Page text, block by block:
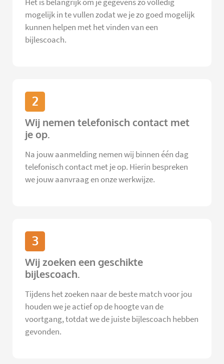
Het is belangrijk om je gegevens zo volledig
mogelijk in te vullen zodat we je zo goed mogelijk
kunnen helpen met het vinden van een
bijlescoach.
2
Wij nemen telefonisch contact met
je op.
Na jouw aanmelding nemen wij binnen één dag
telefonisch contact met je op. Hierin bespreken
we jouw aanvraag en onze werkwijze.
3
Wij zoeken een geschikte
bijlescoach.
Tijdens het zoeken naar de beste match voor jou
houden we je actief op de hoogte van de
voortgang, totdat we de juiste bijlescoach hebben
gevonden.